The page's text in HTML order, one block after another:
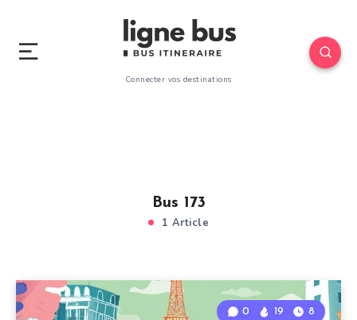
Connecter vos destinations
Bus 173
1 Article
0 19 8